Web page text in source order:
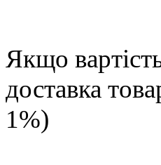
Якщо
доставка
1%)